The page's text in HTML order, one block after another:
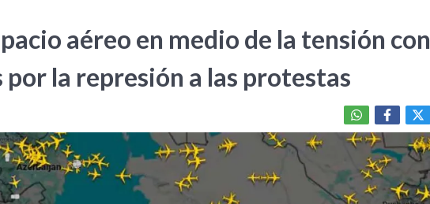
aéreo en medio de la tensión con
por la represión a las protestas